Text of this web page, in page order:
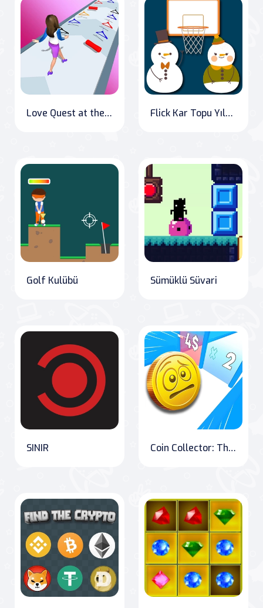
Love Quest at the Pool: Get Lucky! Flick Kar Topu Yılbaşı
Golf Kulübü Sümüklü Süvari
SINIR Coin Collector: The Ultimate Money Fest Challenge